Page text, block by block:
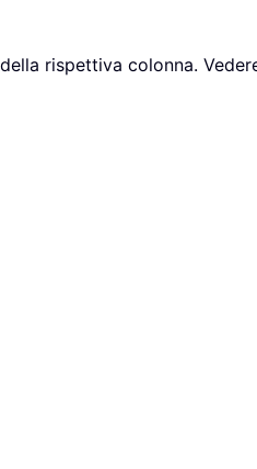
rispettiva colonna.